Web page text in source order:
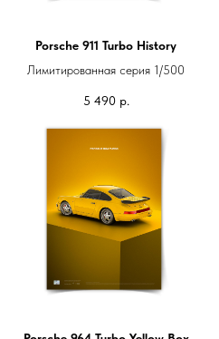
Porsche 911 Turbo History
Лимитированная серия 1/500
5 490 р.